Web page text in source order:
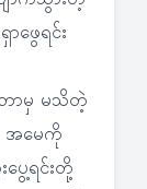
ဖွေရင်း
ာမှ မသိတဲ့
အမေကို
ေ့ရင်းတို့